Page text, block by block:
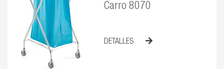
Carro 8070
DETALLES